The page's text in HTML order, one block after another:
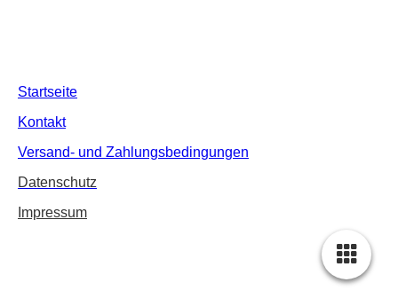
Startseite
Kontakt
Versand- und Zahlungsbedingungen
Datenschutz
Impressum